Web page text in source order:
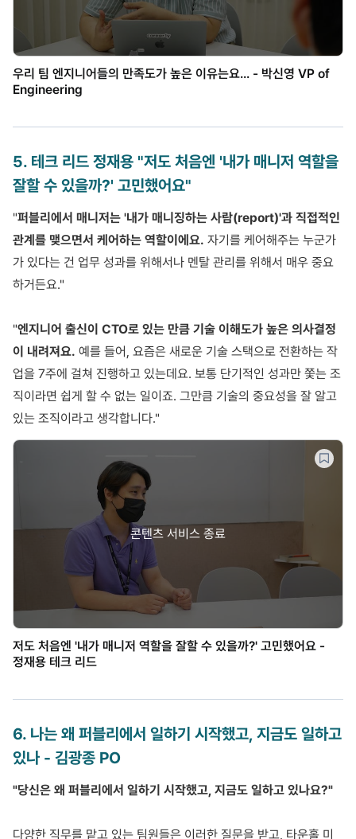
우리 팀 엔지니어들의 만족도가 높은 이유는요... - 박신영 VP of
Engineering
5. 테크 리드 정재용 "저도 처음엔 '내가 매니저 역할을
잘할 수 있을까?' 고민했어요"
"퍼블리에서 매니저는 '내가 매니징하는 사람(report)'과 직접적인
관계를 맺으면서 케어하는 역할이에요. 자기를 케어해주는 누군가
가 있다는 건 업무 성과를 위해서나 멘탈 관리를 위해서 매우 중요
하거든요."
"엔지니어 출신이 CTO로 있는 만큼 기술 이해도가 높은 의사결정
이 내려져요. 예를 들어, 요즘은 새로운 기술 스택으로 전환하는 작
업을 7주에 걸쳐 진행하고 있는데요. 보통 단기적인 성과만 쫓는 조
직이라면 쉽게 할 수 없는 일이죠. 그만큼 기술의 중요성을 잘 알고
있는 조직이라고 생각합니다."
콘텐츠 서비스 종료
저도 처음엔 '내가 매니저 역할을 잘할 수 있을까?' 고민했어요 -
정재용 테크 리드
6. 나는 왜 퍼블리에서 일하기 시작했고, 지금도 일하고
있나 - 김광종 PO
"당신은 왜 퍼블리에서 일하기 시작했고, 지금도 일하고 있나요?"
다양한 직무를 맡고 있는 팀원들은 이러한 질문을 받고, 타운홀 미